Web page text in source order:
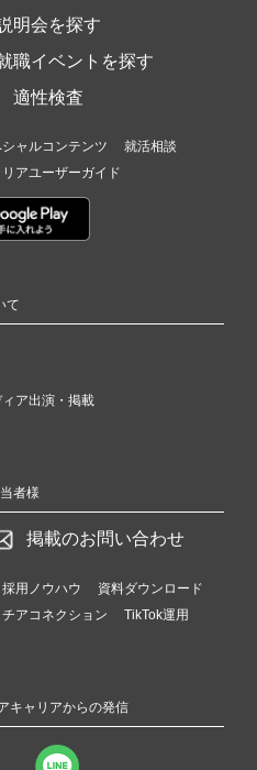
明会を探す
職イベントを探す
適性検査
シャルコンテンツ
就活相談
アユーザーガイド
て
ィア出演・掲載
者様
掲載のお問い合わせ
採用ノウハウ
資料ダウンロード
チアコネクション
TikTok運用
キャリアからの発信